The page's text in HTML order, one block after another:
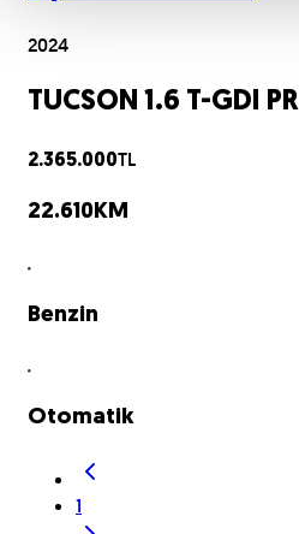
2024
TUCSON 1.6 T-GDI
2.365.000TL
22.610KM
Benzin
Otomatik
1